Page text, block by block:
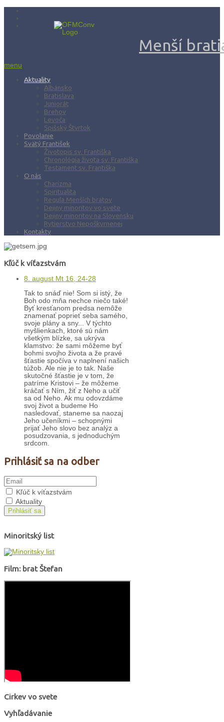
Menší
menu
Aktuality
Albánsko
Bratislava
Juniorát
Brehov
Levoča
Spišský Štvrtok
Povolanie
Svätý František
Životopis sv. Františka
Chronológia života sv. Františka
Testament sv. Františka
O nás
Charizma
Spiritualita
Regula Menších bratov
Dejiny minoritov vo svete
Dejiny minoritov na Slovensku
Rytierstvo Nepoškvrnenej
Kontakty
Kľúč k víťazstvám
8. august Mt 16, 24-28
Tak to snáď nie! Som si istý, že
Boh odo mňa nechce niečo také!
Byť kresťanom predsa nemôže
znamenať poprieť seba samého,
svoje plány a sny... V týchto
myšlienkach, ktoré sú nám
všetkým blízke, sa ukrýva
klamstvo: že sami môžeme byť
bohmi svojho života a že pravé
šťastie spočíva v naplnení našich
túžob. Ale nie je to tak. Naše
skutočné šťastie je v tom, že
patríme Kristovi – že môžeme
kráčať s Ním, žiť z Neho a učiť
sa od Neho. Ak mu odovzdáme
svoj život a budeme Ho
nasledovať, staneme sa naozaj
Jeho učeníkmi – schopnými
prijať Jeho slovo bez analýz a
posudzovania, s jednoduchým
srdcom.
Prihlásiť sa na odber
Kľúč k víťazstvám
Aktuality
Prihlásiť sa
Minoritský list
Film: brat Štefan
Cirkev vo svete
Vyhľadávanie